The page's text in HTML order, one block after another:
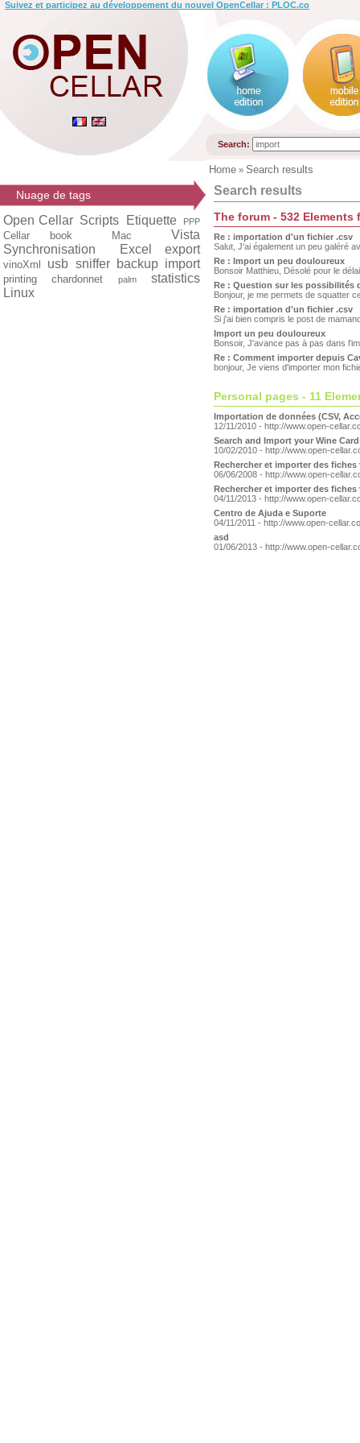
Suivez et participez au développement du nouvel OpenCellar : PLOC.co
Search:
Home » Search results
Nuage de tags
Open Cellar Scripts Etiquette PPP
Cellar book Mac
Vista
Synchronisation
Excel export
vinoXml usb sniffer backup import
printing chardonnet palm
statistics
Linux
Search results
The forum - 532 Elements
Re : importation d'un fichier .csv
Salut, J'ai également un peu galéré
Re : Import un peu douloureux
Bonsoir Matthieu, Désolé pour le
Re : Question sur les possibilités
Bonjour, je me permets de squatter
Re : importation d'un fichier .csv
Si j'ai bien compris le post de
Import un peu douloureux
Bonsoir, J'avance pas à pas dans
Re : Comment importer depuis
bonjour, Je viens d'importer mon
Personal pages - 11
Importation de données (CSV,
12/11/2010 - http://www.open-
Search and Import your Wine
10/02/2010 - http://www.open-
Rechercher et importer des fiches
06/06/2008 - http://www.open-
Rechercher et importer des fiches
04/11/2013 - http://www.open-
Centro de Ajuda e Suporte
04/11/2011 - http://www.open-
asd
01/06/2013 - http://www.open-